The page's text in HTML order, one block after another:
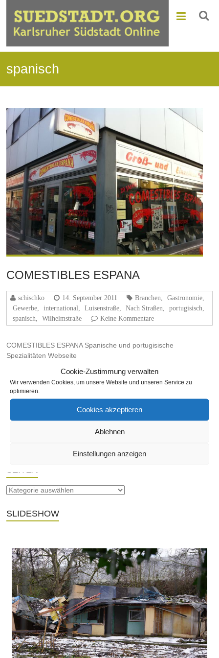
Cookie-Zustimmung verwalten
Wir verwenden Cookies, um unsere Website und unseren Service zu
optimieren.
Cookies akzeptieren
Ablehnen
Einstellungen anzeigen
spanisch
COMESTIBLES ESPANA
schischko 14. September 2011 Branchen Gastronomie
Gewerbe
international Luisenstraße Nach Straßen portugisisch
spanisch
Wilhelmstraße Keine Kommentare
COMESTIBLES ESPANA Spanische und portugisische
Spezialitäten Webseite
SEITEN
SLIDESHOW